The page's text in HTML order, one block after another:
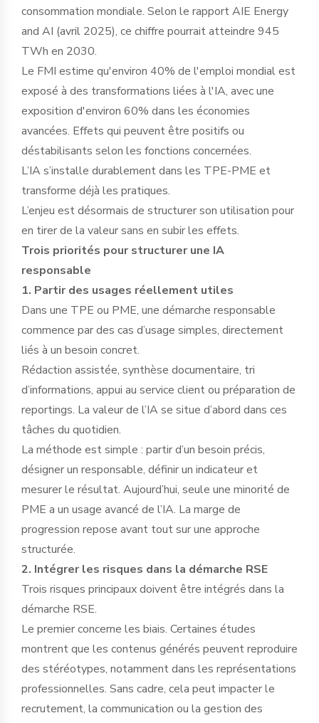
consommation mondiale. Selon le rapport AIE Energy
and AI (avril 2025), ce chiffre pourrait atteindre 945
TWh en 2030.
Le FMI estime qu'environ 40% de l'emploi mondial est
exposé à des transformations liées à l'IA, avec une
exposition d'environ 60% dans les économies
avancées. Effets qui peuvent être positifs ou
déstabilisants selon les fonctions concernées.
L’IA s’installe durablement dans les TPE-PME et
transforme déjà les pratiques.
L’enjeu est désormais de structurer son utilisation pour
en tirer de la valeur sans en subir les effets.
Trois priorités pour structurer une IA
responsable
1. Partir des usages réellement utiles
Dans une TPE ou PME, une démarche responsable
commence par des cas d’usage simples, directement
liés à un besoin concret.
Rédaction assistée, synthèse documentaire, tri
d’informations, appui au service client ou préparation de
reportings. La valeur de l’IA se situe d’abord dans ces
tâches du quotidien.
La méthode est simple : partir d’un besoin précis,
désigner un responsable, définir un indicateur et
mesurer le résultat. Aujourd’hui, seule une minorité de
PME a un usage avancé de l’IA. La marge de
progression repose avant tout sur une approche
structurée.
2. Intégrer les risques dans la démarche RSE
Trois risques principaux doivent être intégrés dans la
démarche RSE.
Le premier concerne les biais. Certaines études
montrent que les contenus générés peuvent reproduire
des stéréotypes, notamment dans les représentations
professionnelles. Sans cadre, cela peut impacter le
recrutement, la communication ou la gestion des